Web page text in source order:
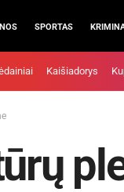
SPORTAS
Kaišiadorys